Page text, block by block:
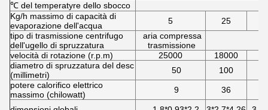
℃ del temperatyre dello sbocco
Kg/h massimo di capacità di
evaporazione dell'acqua
5 25
tipo di trasmissione centrifugo
dell'ugello di spruzzatura
aria compressa
trasmissione
velocità di rotazione (r.p.m)
25000 18000
diametro di spruzzatura del desc
(millimetri)
50 100
potere calorifico elettrico
massimo (chilowatt)
9 36